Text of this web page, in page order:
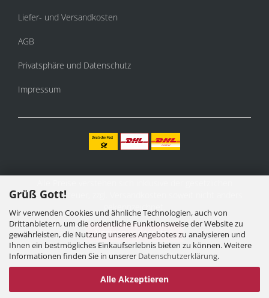
Grüß Gott!
Wir verwenden Cookies und ähnliche Technologien, auch von
Drittanbietern, um die ordentliche Funktionsweise der Website zu
gewährleisten, die Nutzung unseres Angebotes zu analysieren und
Ihnen ein bestmögliches Einkaufserlebnis bieten zu können. Weitere
Informationen finden Sie in unserer Datenschutzerklärung.
Alle Akzeptieren
Liefer- und Versandkosten
AGB
Privatsphäre und Datenschutz
Impressum
Mehrwertsteuer, zzgl.
gekennzeichnet.
Vertrag widerrufen